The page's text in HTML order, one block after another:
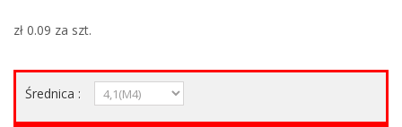
zł 0.09 za szt.
Średnica :